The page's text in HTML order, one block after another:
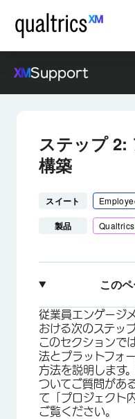
Support
ステップ 2:
構築
スイート
製品 Qualtrics
この
質問タイプの選択
アンケート質問の
アンケート調査の
アンケート調査見
従業員エンゲージ
おける次のステッ
このセクションで
法とプラットフォ
方法を説明します
ついてご質問があ
て「プロジェクト
ご覧ください。